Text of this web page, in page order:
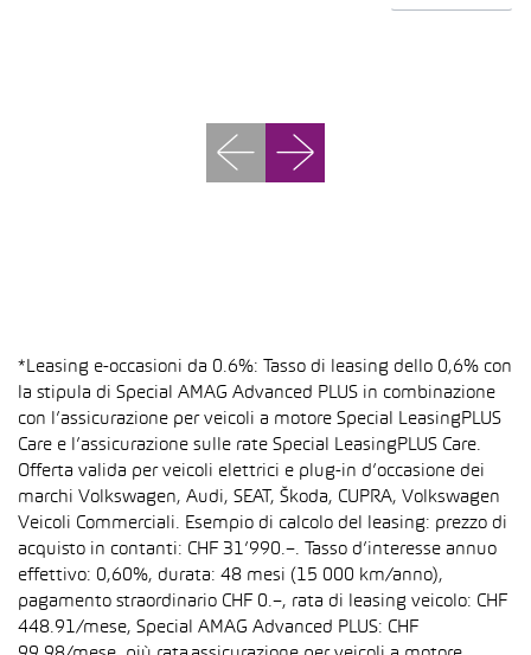
*Leasing e-occasioni da 0.6%: Tasso di leasing dello 0,6% con
la stipula di Special AMAG Advanced PLUS in combinazione
con l’assicurazione per veicoli a motore Special LeasingPLUS
Care e l’assicurazione sulle rate Special LeasingPLUS Care.
Offerta valida per veicoli elettrici e plug-in d’occasione dei
marchi Volkswagen, Audi, SEAT, Škoda, CUPRA, Volkswagen
Veicoli Commerciali. Esempio di calcolo del leasing: prezzo di
acquisto in contanti: CHF 31’990.–. Tasso d’interesse annuo
effettivo: 0,60%, durata: 48 mesi (15 000 km/anno),
pagamento straordinario CHF 0.–, rata di leasing veicolo: CHF
448.91/mese, Special AMAG Advanced PLUS: CHF